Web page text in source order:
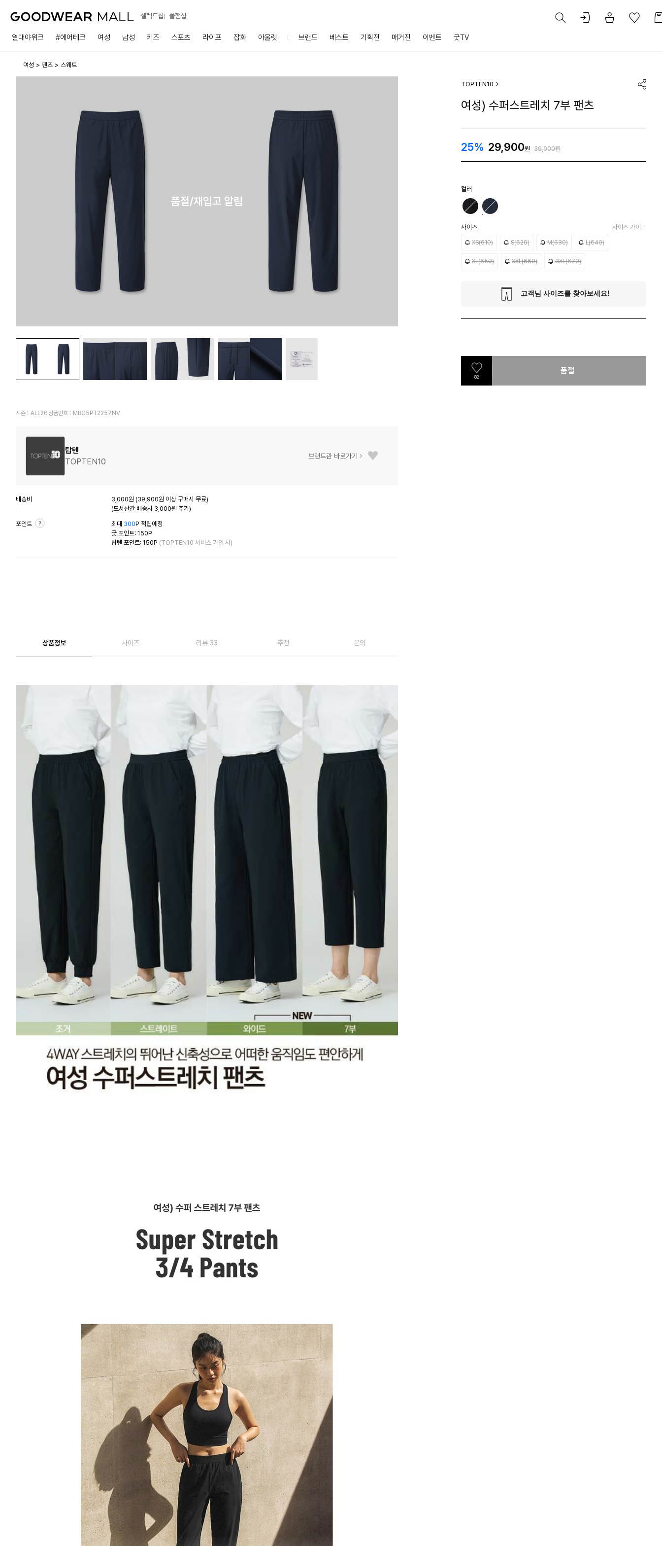
셀렉트샵 폴햄샵
열대야위크 #에어테크 여성 남성 키즈 스포츠 라이프 잡화 아울렛 브랜드 베스트 기획전 매거진 이벤트 굿TV
여성 팬츠 스웨트
품절/재입고 알림
시즌 : ALL26 상품번호 : MBG5PT2257NV
탑텐
TOPTEN10
브랜드관 바로가기
배송비
3,000원 (39,900원 이상 구매시 무료)
(도서산간 배송시 3,000원 추가)
포인트 최대 300P 적립예정
굿 포인트: 150P
탑텐 포인트: 150P (TOPTEN10 서비스 가입 시)
상품정보 사이즈 리뷰 33 추천 문의
TOPTEN10
여성) 수퍼스트레치 7부 팬츠
25% 29,900원 39,900원
컬러
사이즈 사이즈 가이드
XS(610) S(620) M(630) L(640)
XL(650) XXL(660) 3XL(670)
82
품절